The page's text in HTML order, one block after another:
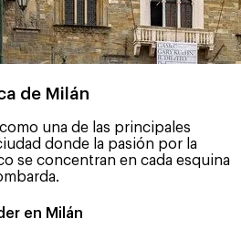
de Milán
una de las principales
donde la pasión por la
se concentran en cada esquina
en Milán